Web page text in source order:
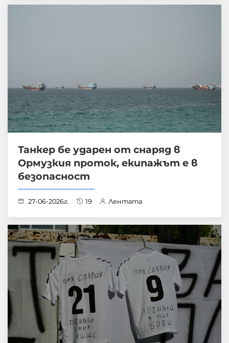
Танкер бе ударен от снаряд в
Ормузкия проток, екипажът е в
безопасност
27-06-2026г. 19 Лентата